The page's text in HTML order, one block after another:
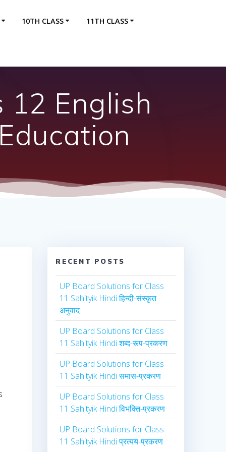
10TH CLASS 11TH CLASS
12 English
RECENT POSTS
UP Board Solutions for Class
11 Sahityik Hindi हिन्दी-संस्कृत
अनुवाद
UP Board Solutions for Class
11 Sahityik Hindi शब्द-रूप-प्रकरण
UP Board Solutions for Class
11 Sahityik Hindi समास-प्रकरण
UP Board Solutions for Class
11 Sahityik Hindi विभक्ति-प्रकरण
UP Board Solutions for Class
11 Sahityik Hindi प्रत्यय-प्रकरण